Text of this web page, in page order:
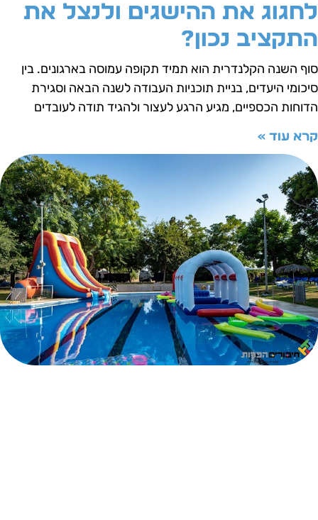
את ההישגים ולנצל את
נכון?
השנה הקלנדרית הוא תמיד תקופה עמוסה בארגונים. בין
היעדים, בניית תוכניות העבודה לשנה הבאה וסגירת
הכספיים, מגיע הרגע לעצור ולהגיד תודה לעובדים
עוד »